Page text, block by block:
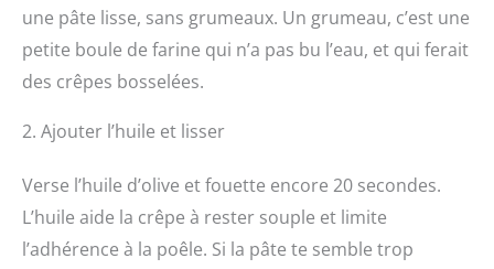
une pâte lisse, sans grumeaux. Un grumeau, c’est une
petite boule de farine qui n’a pas bu l’eau, et qui ferait
des crêpes bosselées.
2. Ajouter l’huile et lisser
Verse l’huile d’olive et fouette encore 20 secondes.
L’huile aide la crêpe à rester souple et limite
l’adhérence à la poêle. Si la pâte te semble trop